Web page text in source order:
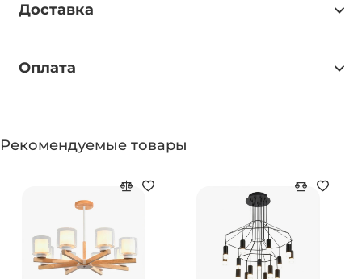
Доставка
Оплата
Рекомендуемые товары